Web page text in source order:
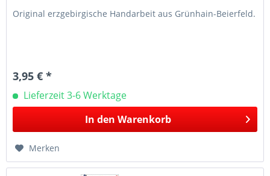
Original erzgebirgische Handarbeit aus Grünhain-Beierfeld.
3,95 € *
Lieferzeit 3-6 Werktage
In den Warenkorb
Merken